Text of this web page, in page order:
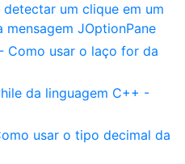
um clique em um
JOptionPane
Como usar o laço for da
da linguagem C++ -
usar o tipo decimal da